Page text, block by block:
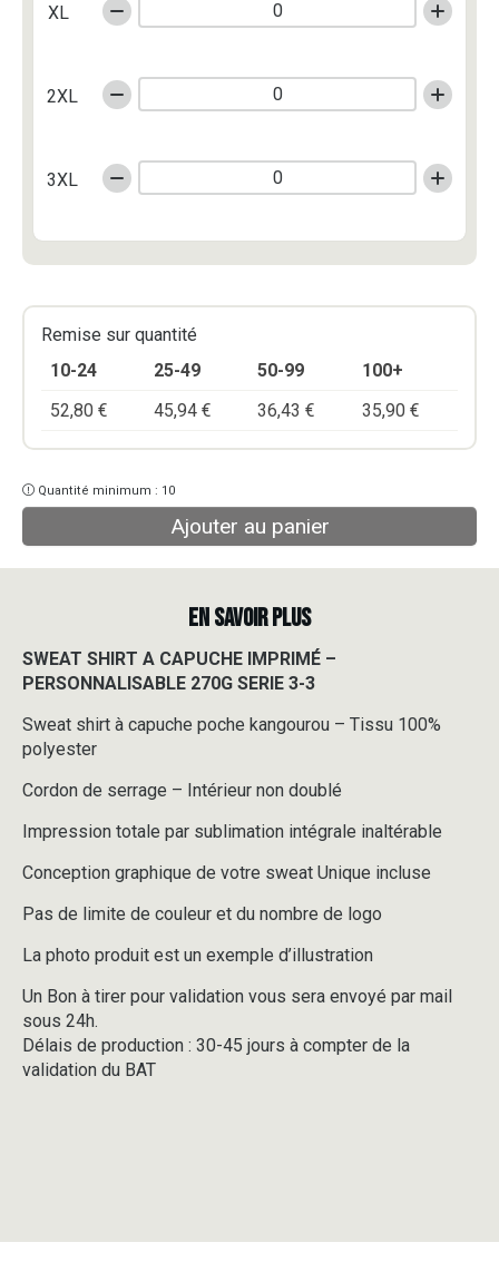
XL
2XL
3XL
Remise sur quantité
10-24
25-49 50-99
100+
52,80 € 45,94 € 36,43 € 35,90 €
Quantité minimum : 10
Ajouter au panier
EN SAVOIR PLUS
SWEAT SHIRT A CAPUCHE IMPRIMÉ –
PERSONNALISABLE 270G SERIE 3-3
Sweat shirt à capuche poche kangourou – Tissu 100%
polyester
Cordon de serrage – Intérieur non doublé
Impression totale par sublimation intégrale inaltérable
Conception graphique de votre sweat Unique incluse
Pas de limite de couleur et du nombre de logo
La photo produit est un exemple d’illustration
Un Bon à tirer pour validation vous sera envoyé par mail
sous 24h.
Délais de production : 30-45 jours à compter de la
validation du BAT